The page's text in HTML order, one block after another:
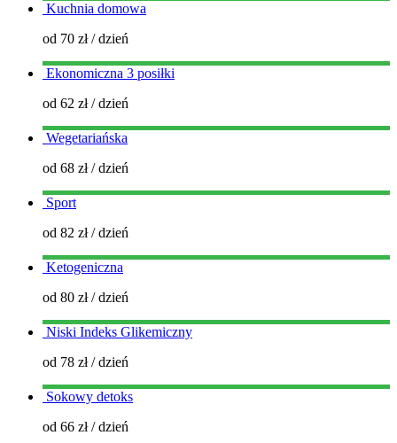
Kuchnia domowa
od 70 zł/ dzień
Ekonomiczna 3 posiłki
od 62 zł/ dzień
Wegetariańska
od 68 zł/ dzień
Sport
od 82 zł/ dzień
Ketogeniczna
od 80 zł/ dzień
Niski Indeks Glikemiczny
od 78 zł/ dzień
Sokowy detoks
od 66 zł/ dzień